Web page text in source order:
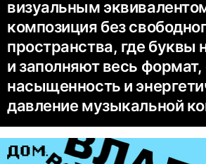
визуальным
композиция без
пространства, где буквы
и заполняют весь
насыщенность и
давление музыкальной